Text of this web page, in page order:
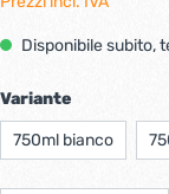
Disponibile subito,
Variante
750ml bianco